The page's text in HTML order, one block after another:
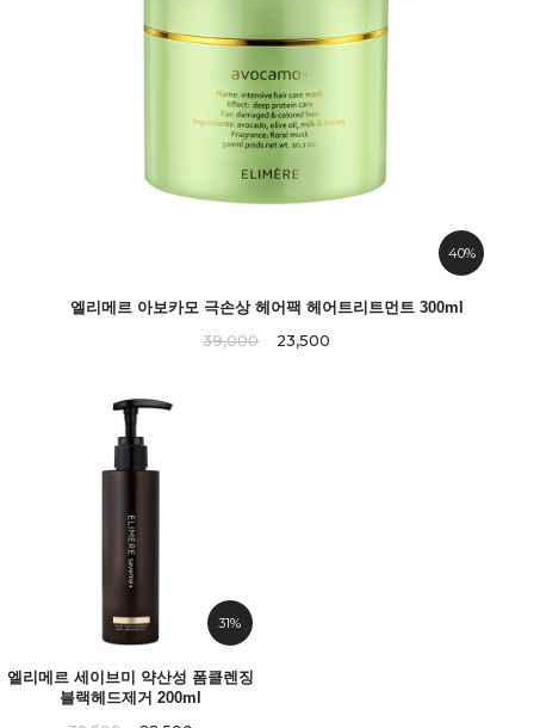
40%
엘리메르 아보카모 극손상 헤어팩 헤어트리트먼트 300ml
39,000
23,500
31%
엘리메르 세이브미 약산성 폼클렌징
블랙헤드제거 200ml